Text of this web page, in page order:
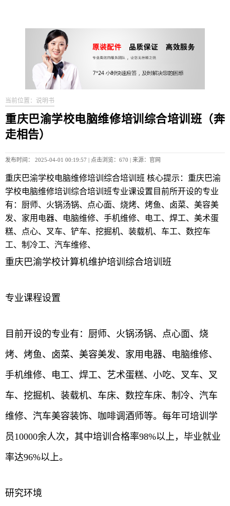
当前位置：说明书
重庆巴渝学校电脑维修培训综合培训班（奔
走相告）
发布时间： 2025-04-01 00:19:57 | 点击浏览：670 | 来源：官网
重庆巴渝学校电脑维修培训综合培训班 核心提示：重庆巴渝
学校电脑维修培训综合培训班专业课设置目前所开设的专业
有：厨师、火锅汤锅、点心面、烧烤、烤鱼、卤菜、美容美
发、家用电器、电脑维修、手机维修、电工、焊工、美术蛋
糕、点心、叉车、铲车、挖掘机、装载机、车工、数控车
工、制冷工、汽车维修、
重庆巴渝学校计算机维护培训综合培训班
专业课程设置
目前开设的专业有：厨师、火锅汤锅、点心面、烧
烤、烤鱼、卤菜、美容美发、家用电器、电脑维修、
手机维修、电工、焊工、艺术蛋糕、小吃、叉车、叉
车、挖掘机、装载机、车床、数控车床、制冷、汽车
维修、汽车美容装饰、咖啡调酒师等。每年可培训学
员10000余人次，其中培训合格率98%以上，毕业就业
率达96%以上。
研究环境